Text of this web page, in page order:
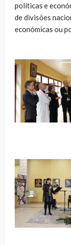
políticas e
de divisões
económicas ou